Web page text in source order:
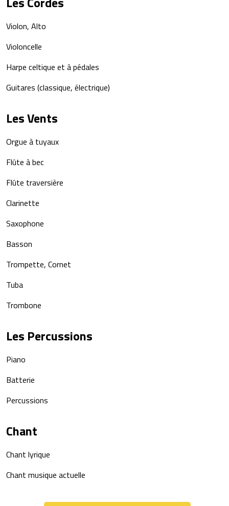
Violon, Alto
Violoncelle
Harpe celtique et à pédales
Guitares (classique, électrique)
Les Vents
Orgue à tuyaux
Flûte à bec
Flûte traversière
Clarinette
Saxophone
Basson
Trompette, Cornet
Tuba
Trombone
Les Percussions
Piano
Batterie
Percussions
Chant
Chant lyrique
Chant musique actuelle